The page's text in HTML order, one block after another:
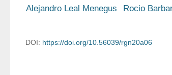
Alejandro Leal Menegus Rocio
DOI: https://doi.org/10.56039/rgn20a06